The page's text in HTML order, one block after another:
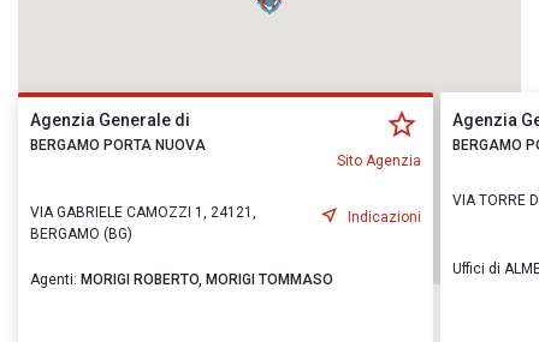
Agenzia Generale di
BERGAMO PORTA NUOVA
Sito Agenzia
VIA GABRIELE CAMOZZI 1, 24121,
BERGAMO (BG)
Indicazioni
Agenti: MORIGI ROBERTO, MORIGI TOMMASO
Agenzia
BERGAMO
VIA TORRE
Uffici di